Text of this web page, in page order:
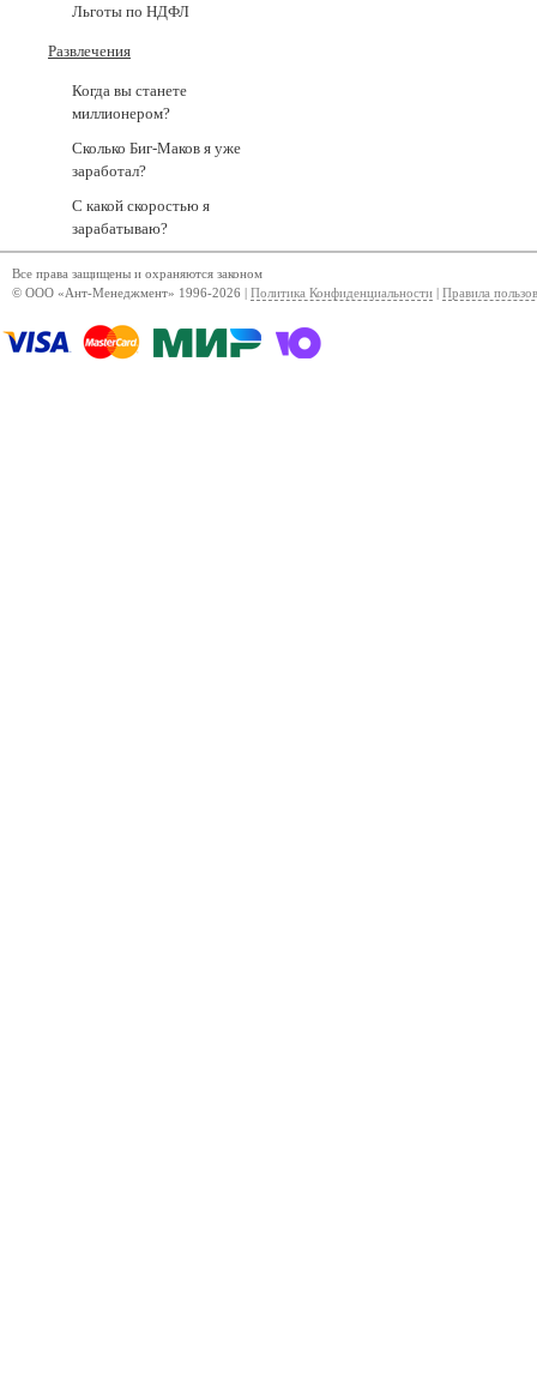
Льготы по НДФЛ
Развлечения
Когда вы станете
миллионером?
Сколько Биг-Маков я уже
заработал?
С какой скоростью я
зарабатываю?
Все права защищены и охраняются законом
© ООО «Ант-Менеджмент» 1996-2026 | Политика Конфиденциальности Правила